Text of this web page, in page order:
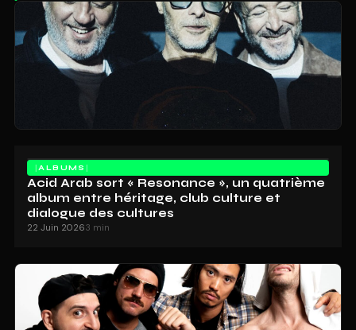
ALBUMS
Acid Arab sort « Resonance », un quatrième
album entre héritage, club culture et
dialogue des cultures
22 Juin 20263 min